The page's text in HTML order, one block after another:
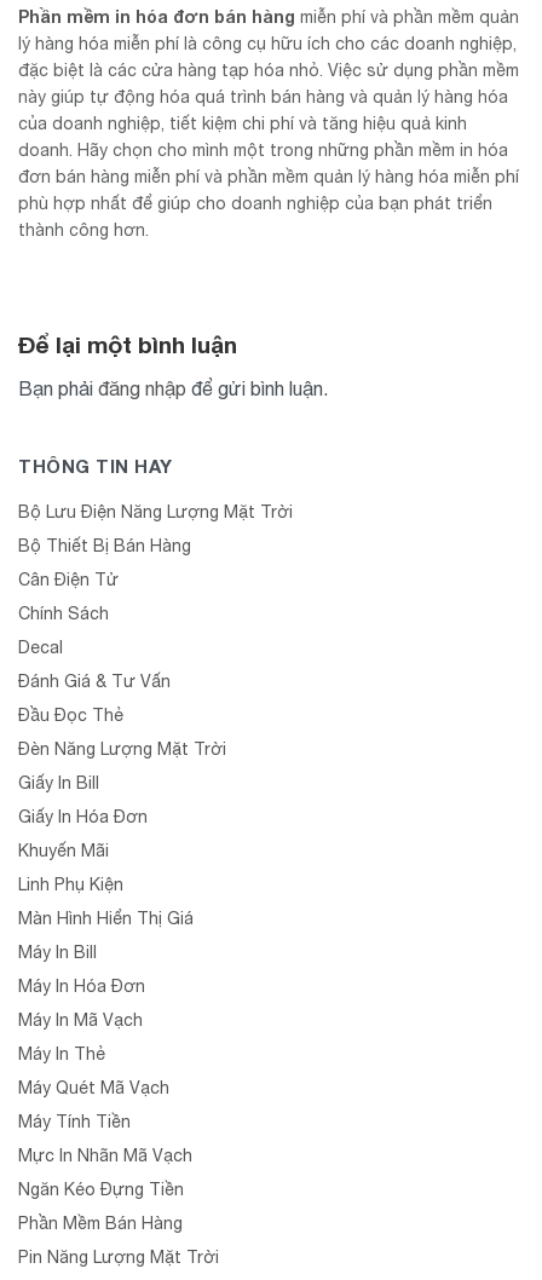
Phần mềm in hóa đơn bán hàng miễn phí và phần mềm quản
lý hàng hóa miễn phí là công cụ hữu ích cho các doanh nghiệp,
đặc biệt là các cửa hàng tạp hóa nhỏ. Việc sử dụng phần mềm
này giúp tự động hóa quá trình bán hàng và quản lý hàng hóa
của doanh nghiệp, tiết kiệm chi phí và tăng hiệu quả kinh
doanh. Hãy chọn cho mình một trong những phần mềm in hóa
đơn bán hàng miễn phí và phần mềm quản lý hàng hóa miễn phí
phù hợp nhất để giúp cho doanh nghiệp của bạn phát triển
thành công hơn.
Để lại một bình luận
Bạn phải đăng nhập để gửi bình luận.
THÔNG TIN HAY
Bộ Lưu Điện Năng Lượng Mặt Trời
Bộ Thiết Bị Bán Hàng
Cân Điện Tử
Chính Sách
Decal
Đánh Giá & Tư Vấn
Đầu Đọc Thẻ
Đèn Năng Lượng Mặt Trời
Giấy In Bill
Giấy In Hóa Đơn
Khuyến Mãi
Linh Phụ Kiện
Màn Hình Hiển Thị Giá
Máy In Bill
Máy In Hóa Đơn
Máy In Mã Vạch
Máy In Thẻ
Máy Quét Mã Vạch
Máy Tính Tiền
Mực In Nhãn Mã Vạch
Ngăn Kéo Đựng Tiền
Phần Mềm Bán Hàng
Pin Năng Lượng Mặt Trời